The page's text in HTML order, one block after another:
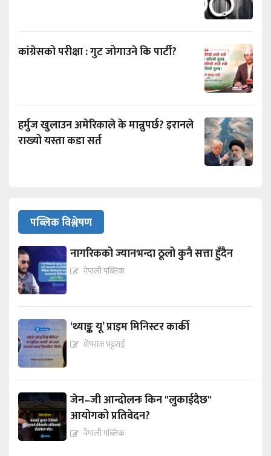
कांग्रेसको परीक्षा : गुट जोगाउने कि पार्टी?
हर्मुज खुलाउन अमेरिकाले के मान्नुपर्छ? इरानले
राख्यो यस्ता कडा सर्त
पब्लिक विश्लेषण
नागरिकको ज्यानभन्दा ठूलो कुनै सत्ता हुँदैन
नेपाली पब्लिक
‘थ्याङ्क यू’ प्राइम मिनिस्टर कार्की
शेषराज भट्टराई
जेन–जी आन्दोलनः किन "लुकाईदैछ"
आयोगको प्रतिवेदन?
नेपाली पब्लिक